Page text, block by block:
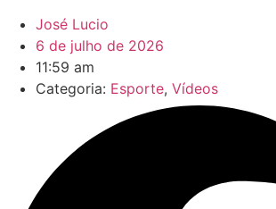
José Lucio
6 de julho de 2026
11:59 am
Categoria: Esporte, Vídeos